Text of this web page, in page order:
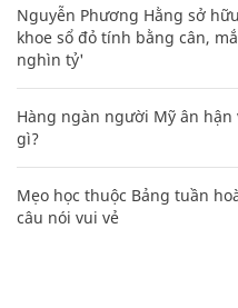
Nguyễn Phương Hằng sở
khoe sổ đỏ tính bằng cân,
nghìn tỷ'
Hàng ngàn người Mỹ ân hận
gì?
Mẹo học thuộc Bảng tuần
câu nói vui vẻ